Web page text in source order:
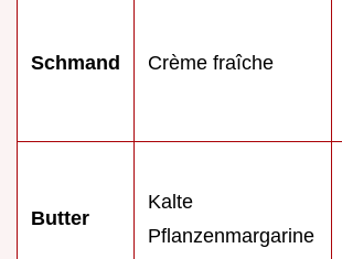
Schmand Crème fraîche
Butter
Kalte
Pflanzenmargarine